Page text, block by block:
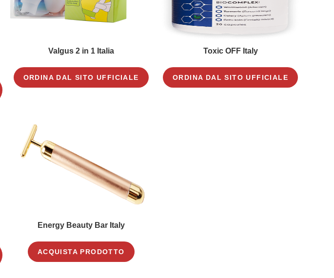
Valgus 2 in 1 Italia
ORDINA DAL SITO UFFICIALE
Toxic OFF Italy
ORDINA DAL SITO UFFICIALE
Energy Beauty Bar Italy
ACQUISTA PRODOTTO